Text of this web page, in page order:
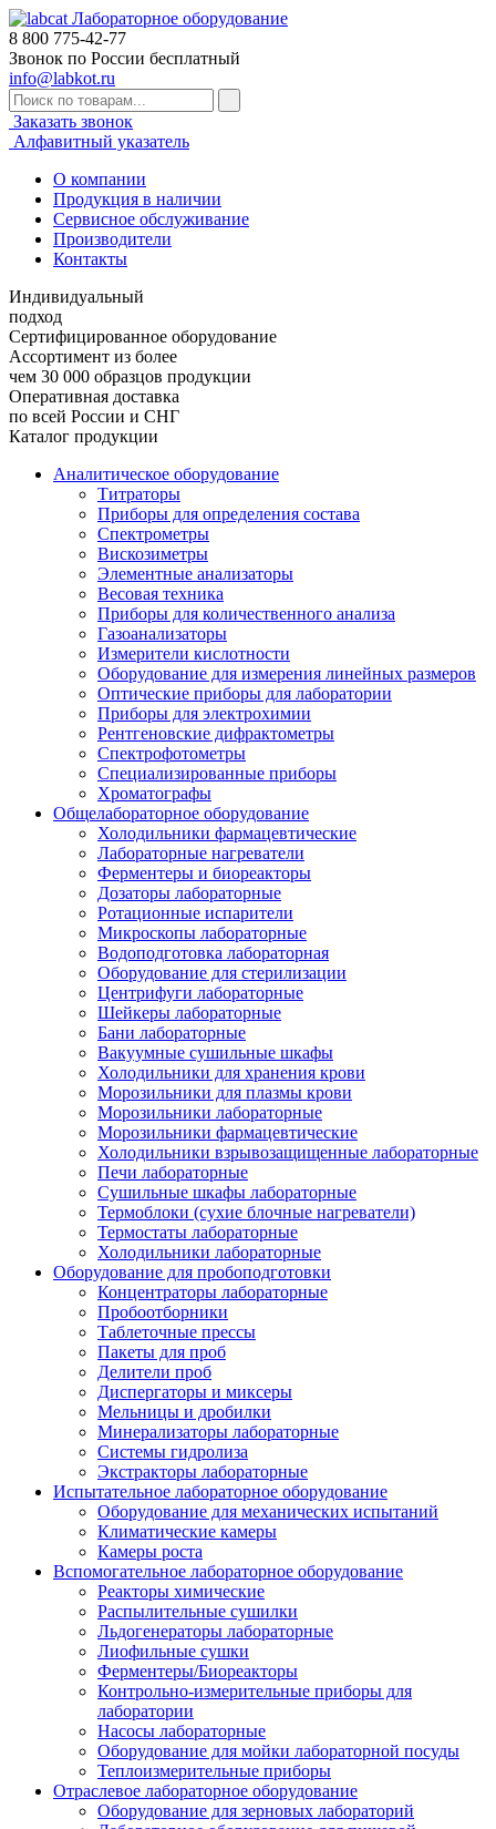
Лабораторное оборудование
8 800 775-42-77
Звонок по России бесплатный
info@labkot.ru
Заказать звонок
Алфавитный указатель
О компании
Продукция в наличии
Сервисное обслуживание
Производители
Контакты
Индивидуальный
подход
Сертифицированное оборудование
Ассортимент из более
чем 30 000 образцов продукции
Оперативная доставка
по всей России и СНГ
Каталог продукции
Аналитическое оборудование
Титраторы
Приборы для определения состава
Спектрометры
Вискозиметры
Элементные анализаторы
Весовая техника
Приборы для количественного анализа
Газоанализаторы
Измерители кислотности
Оборудование для измерения линейных размеров
Оптические приборы для лаборатории
Приборы для электрохимии
Рентгеновские дифрактометры
Спектрофотометры
Специализированные приборы
Хроматографы
Общелабораторное оборудование
Холодильники фармацевтические
Лабораторные нагреватели
Ферментеры и биореакторы
Дозаторы лабораторные
Ротационные испарители
Микроскопы лабораторные
Водоподготовка лабораторная
Оборудование для стерилизации
Центрифуги лабораторные
Шейкеры лабораторные
Бани лабораторные
Вакуумные сушильные шкафы
Холодильники для хранения крови
Морозильники для плазмы крови
Морозильники лабораторные
Морозильники фармацевтические
Холодильники взрывозащищенные лабораторные
Печи лабораторные
Сушильные шкафы лабораторные
Термоблоки (сухие блочные нагреватели)
Термостаты лабораторные
Холодильники лабораторные
Оборудование для пробоподготовки
Концентраторы лабораторные
Пробоотборники
Таблеточные прессы
Пакеты для проб
Делители проб
Диспергаторы и миксеры
Мельницы и дробилки
Минерализаторы лабораторные
Системы гидролиза
Экстракторы лабораторные
Испытательное лабораторное оборудование
Оборудование для механических испытаний
Климатические камеры
Камеры роста
Вспомогательное лабораторное оборудование
Реакторы химические
Распылительные сушилки
Льдогенераторы лабораторные
Лиофильные сушки
Ферментеры/Биореакторы
Контрольно-измерительные приборы для
лаборатории
Насосы лабораторные
Оборудование для мойки лабораторной посуды
Теплоизмерительные приборы
Отраслевое лабораторное оборудование
Оборудование для зерновых лабораторий